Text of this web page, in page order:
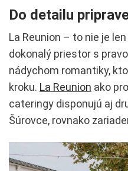
Do detailu
La Reunion – to nie je
dokonalý priestor s
nádychom romantiky,
kroku. La Reunion ako
cateringy disponujú aj
Šúrovce, rovnako